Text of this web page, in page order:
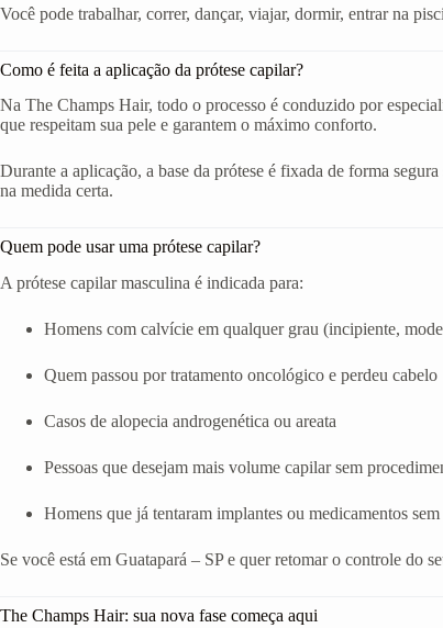
Você pode trabalhar, correr, dançar, viajar, dormir, entrar na
Como é feita a aplicação da prótese capilar?
Na The Champs Hair, todo o processo é conduzido por
que respeitam sua pele e garantem o máximo conforto.
Durante a aplicação, a base da prótese é fixada de forma
na medida certa.
Quem pode usar uma prótese capilar?
A prótese capilar masculina é indicada para:
Homens com calvície em qualquer grau (incipiente,
Quem passou por tratamento oncológico e perdeu cabelo
Casos de alopecia androgenética ou areata
Pessoas que desejam mais volume capilar sem
Homens que já tentaram implantes ou medicamentos
Se você está em Guatapará – SP e quer retomar o controle do
The Champs Hair: sua nova fase começa aqui